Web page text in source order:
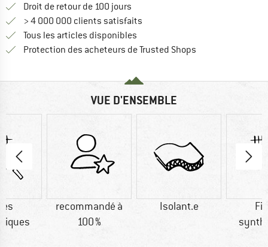
Droit de retour de 100 jours
> 4 000 000 clients satisfaits
Tous les articles disponibles
Protection des acheteurs de Trusted Shops
VUE D'ENSEMBLE
recommandé à
100 %
Isolant.e